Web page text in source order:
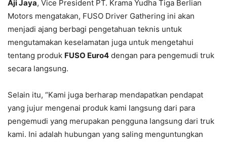
Aji Jaya, Vice President PT. Krama Yudha Tiga Berlian
Motors mengatakan, FUSO Driver Gathering ini akan
menjadi ajang berbagi pengetahuan teknis untuk
mengutamakan keselamatan juga untuk mengetahui
tentang produk FUSO Euro4 dengan para pengemudi truk
secara langsung.
Selain itu, “Kami juga berharap mendapatkan pendapat
yang jujur mengenai produk kami langsung dari para
pengemudi yang merupakan pengguna langsung dari truk
kami. Ini adalah hubungan yang saling menguntungkan